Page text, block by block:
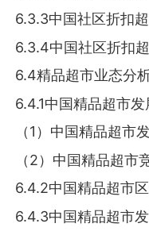
6.3.3中国社区折扣
6.3.4中国社区折扣
6.4精品超市业态分
6.4.1中国精品超市
（1）中国精品超市
（2）中国精品超市
6.4.2中国精品超市
6.4.3中国精品超市